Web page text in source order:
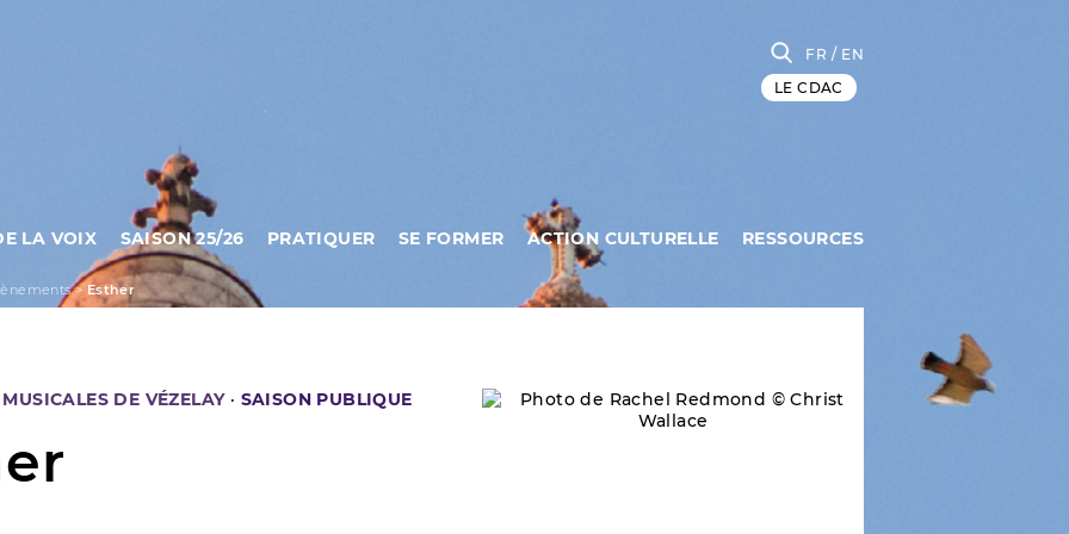
FR / EN
LE CDAC
LA VOIX SAISON 25/26 PRATIQUER SE FORMER ACTION CULTURELLE RESSOURCES
>Esther
DE VÉZELAY· SAISON PUBLIQUE